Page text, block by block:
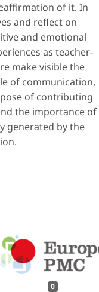
of it. In
and reflect on
and emotional
as teacher-
make visible the
of communication,
of contributing
the importance of
generated by the
0